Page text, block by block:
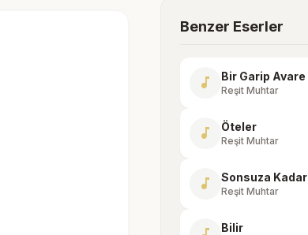
Benzer Eserler
music_note Bir Garip Avare
Reşit Muhtar
music_note Öteler
Reşit Muhtar
music_note Sonsuza Kadar
Reşit Muhtar
Bilir